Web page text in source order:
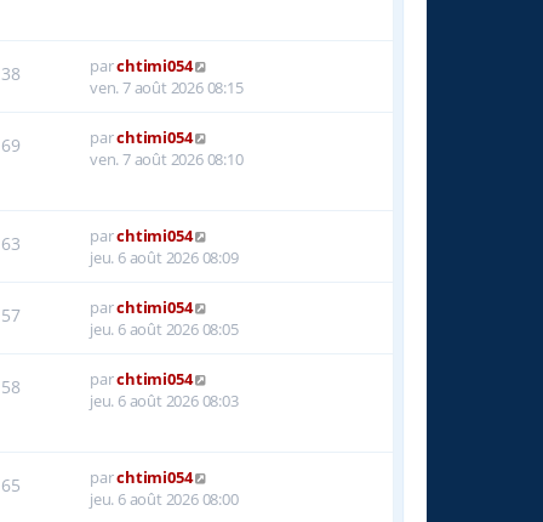
38 parchtimi054
ven. 7 août 2026 08:15
69 parchtimi054
ven. 7 août 2026 08:10
63 parchtimi054
jeu. 6 août 2026 08:09
57 parchtimi054
jeu. 6 août 2026 08:05
58 parchtimi054
jeu. 6 août 2026 08:03
65 parchtimi054
jeu. 6 août 2026 08:00